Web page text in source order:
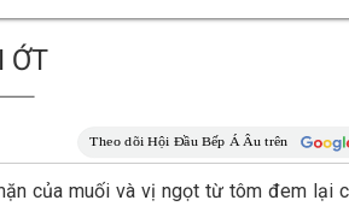
ỚT
của muối và vị ngọt từ tôm đem lại